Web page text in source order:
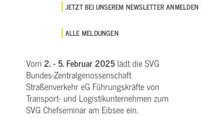
JETZT BEI UNSEREM NEWSLETTER ANMELDEN
ALLE MELDUNGEN
Vom 2. - 5. Februar 2025 lädt die SVG
Bundes-Zentralgenossenschaft
Straßenverkehr eG Führungskräfte von
Transport- und Logistikunternehmen zum
SVG Chefseminar am Eibsee ein.